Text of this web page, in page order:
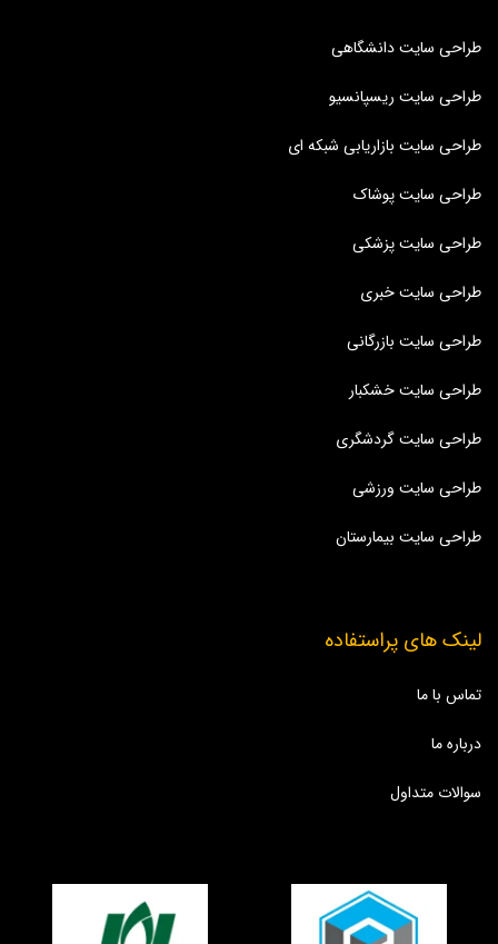
طراحی سایت دانشگاهی
طراحی سایت ریسپانسیو
طراحی سایت بازاریابی شبکه ای
طراحی سایت پوشاک
طراحی سایت پزشکی
طراحی سایت خبری
طراحی سایت بازرگانی
طراحی سایت خشکبار
طراحی سایت گردشگری
طراحی سایت ورزشی
طراحی سایت بیمارستان
لینک های پراستفاده
تماس با ما
درباره ما
سوالات متداول